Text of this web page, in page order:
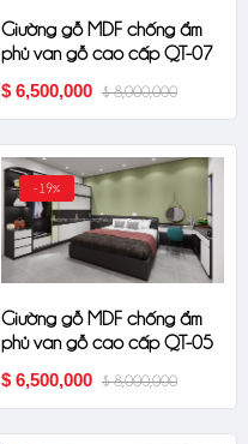
Giường gỗ MDF chống ẩm
phủ van gỗ cao cấp QT-07
$ 6,500,000 $ 8,000,000
-19%
Giường gỗ MDF chống ẩm
phủ van gỗ cao cấp QT-05
$ 6,500,000 $ 8,000,000